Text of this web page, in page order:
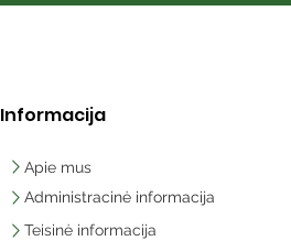
Informacija
Apie mus
Administracinė informacija
Teisinė informacija